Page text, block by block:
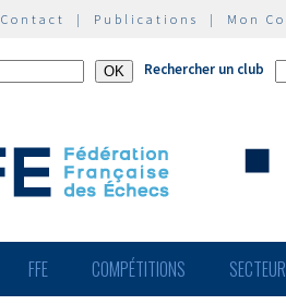
Contact | Publications | Mon
Rechercher un club
FFE COMPÉTITIONS